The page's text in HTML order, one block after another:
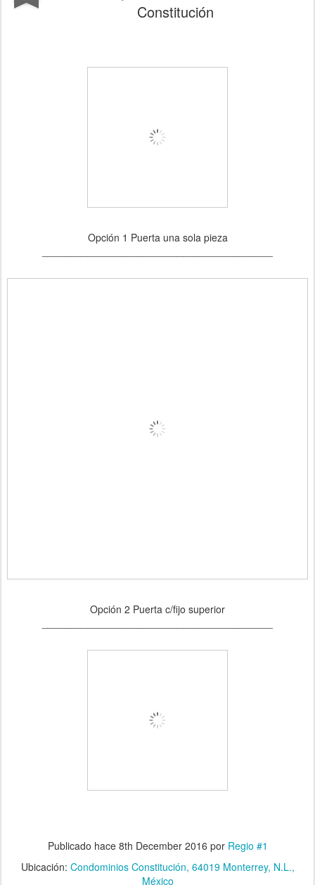
Constitución
Opción 1 Puerta una sola pieza
Opción 2 Puerta c/fijo superior
Publicado hace 8th December 2016 por Regio #1
Ubicación: Condominios Constitución, 64019 Monterrey, N.L.,
México